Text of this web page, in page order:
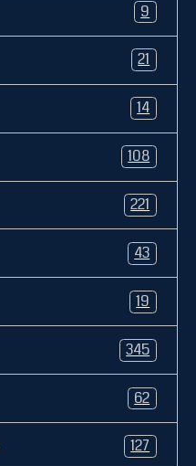
9
21
14
108
221
43
19
345
62
127